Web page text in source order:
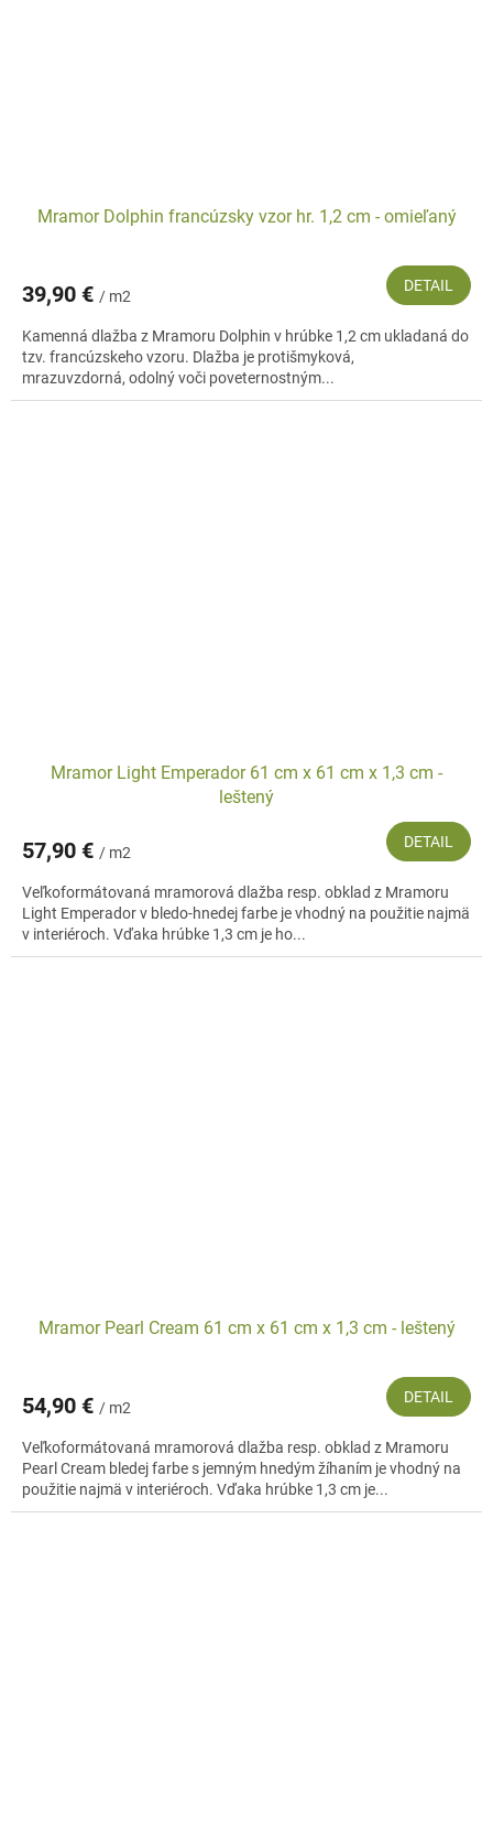
Mramor Dolphin francúzsky vzor hr. 1,2 cm - omieľaný
39,90 € / m2
DETAIL
Kamenná dlažba z Mramoru Dolphin v hrúbke 1,2 cm ukladaná do
tzv. francúzskeho vzoru. Dlažba je protišmyková,
mrazuvzdorná, odolný voči poveternostným...
Mramor Light Emperador 61 cm x 61 cm x 1,3 cm -
leštený
57,90 € / m2
DETAIL
Veľkoformátovaná mramorová dlažba resp. obklad z Mramoru
Light Emperador v bledo-hnedej farbe je vhodný na použitie najmä
v interiéroch. Vďaka hrúbke 1,3 cm je ho...
Mramor Pearl Cream 61 cm x 61 cm x 1,3 cm - leštený
54,90 € / m2
DETAIL
Veľkoformátovaná mramorová dlažba resp. obklad z Mramoru
Pearl Cream bledej farbe s jemným hnedým žíhaním je vhodný na
použitie najmä v interiéroch. Vďaka hrúbke 1,3 cm je...